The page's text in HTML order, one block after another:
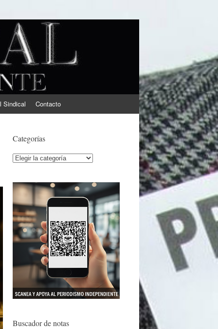
Sindical Contacto
Categorías
Categorías
Buscador de notas